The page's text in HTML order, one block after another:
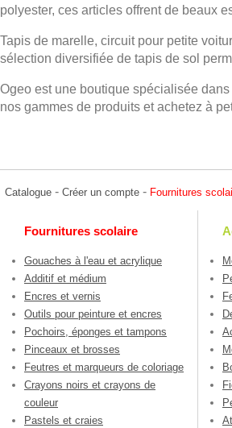
polyester, ces articles offrent de beaux
Tapis de marelle, circuit pour petite
sélection diversifiée de tapis de sol
Ogeo est une boutique spécialisée
nos gammes de produits et achetez à
Catalogue - Créer un compte - Fournitures
Fournitures scolaire
Gouaches à l'eau et acrylique
Additif et médium
Encres et vernis
Outils pour peinture et encres
Pochoirs, éponges et tampons
Pinceaux et brosses
Feutres et marqueurs de coloriage
Crayons noirs et crayons de
couleur
Pastels et craies